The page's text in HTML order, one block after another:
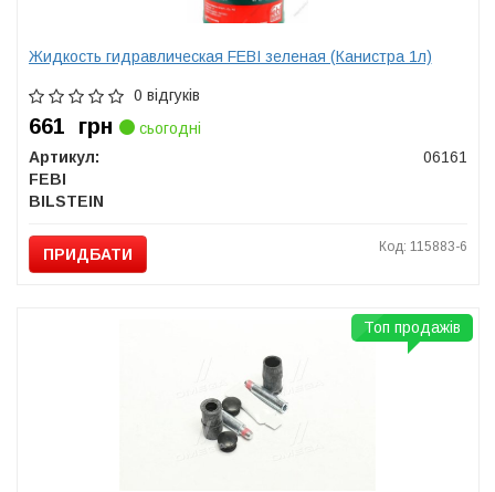
Жидкость гидравлическая FEBI зеленая (Канистра 1л)
0 відгуків
661 грн
сьогодні
Артикул:
06161
FEBI
BILSTEIN
ПРИДБАТИ Код: 115883-6
Топ продажів